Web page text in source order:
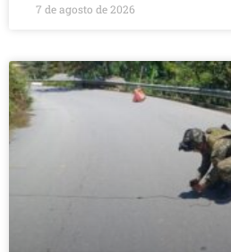
7 de agosto de 2026